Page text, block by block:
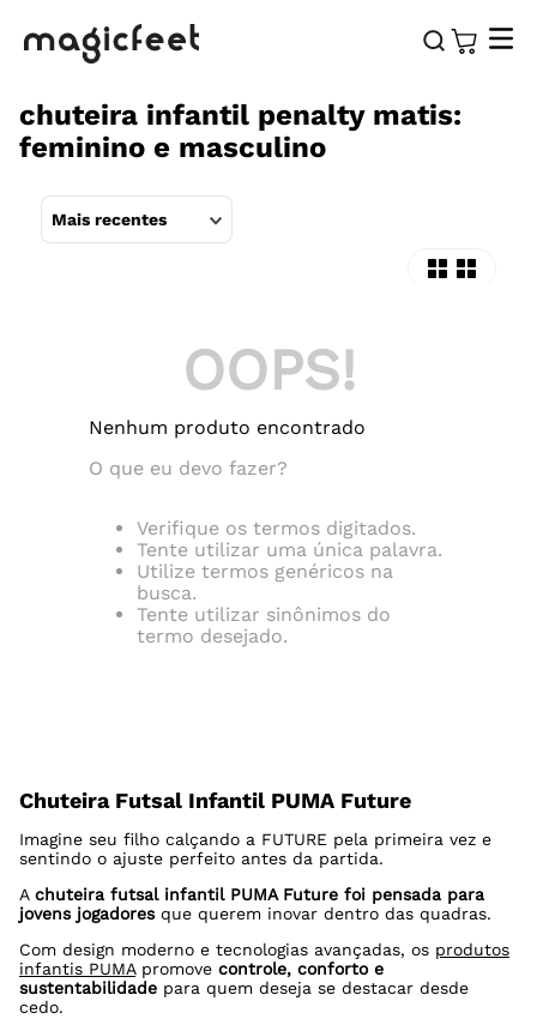
chuteira infantil penalty matis:
feminino e masculino
Mais recentes
OOPS!
Nenhum produto encontrado
O que eu devo fazer?
Verifique os termos digitados.
Tente utilizar uma única palavra.
Utilize termos genéricos na
busca.
Tente utilizar sinônimos do
termo desejado.
Chuteira Futsal Infantil PUMA Future
Imagine seu filho calçando a FUTURE pela primeira vez e
sentindo o ajuste perfeito antes da partida.
A chuteira futsal infantil PUMA Future foi pensada para
jovens jogadoresque querem inovar dentro das quadras.
Com design moderno e tecnologias avançadas, os produtos
infantis PUMApromove controle, conforto e
sustentabilidade para quem deseja se destacar desde
cedo.